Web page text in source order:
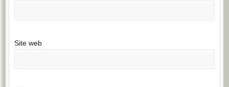
Site web